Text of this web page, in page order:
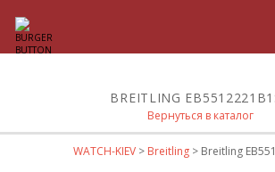
BREITLING
Вернуться в каталог
WATCH-KIEV > Breitling > Breitling